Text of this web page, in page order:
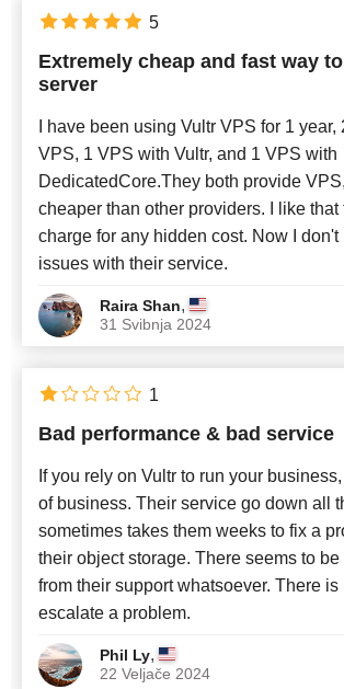
Extremely cheap and fast way
server
I have been using Vultr VPS for 1 year,
VPS, 1 VPS with Vultr, and 1 VPS with
DedicatedCore.They both provide
cheaper than other providers. I like that
charge for any hidden cost. Now I don't
issues with their service.
Raira Shan,
31 Svibnja 2024
5
Bad performance & bad service
If you rely on Vultr to run your
of business. Their service go down all
sometimes takes them weeks to fix a
their object storage. There seems to
from their support whatsoever. There is
escalate a problem.
Phil Ly,
22 Veljače 2024
1